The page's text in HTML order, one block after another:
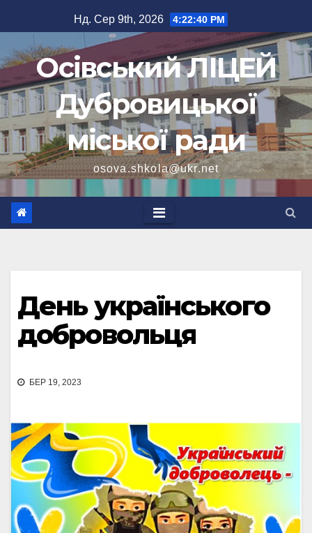
до
вмісту
Нд. Сер 9th, 2026 4:22:41 PM
Осівський ЛІЦЕЙ
Дубровицької
міської ради
osova.shkola@ukr.net
День українського
добровольця
БЕР 19, 2023